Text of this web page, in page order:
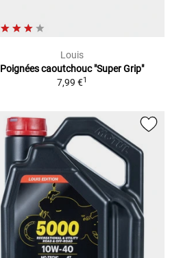
Louis
Poignées caoutchouc "Super Grip"
7,99 €1